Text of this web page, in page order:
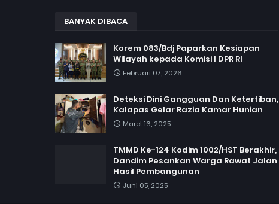
BANYAK DIBACA
Korem 083/Bdj Paparkan Kesiapan
Wilayah kepada Komisi I DPR RI
Februari 07, 2026
Deteksi Dini Gangguan Dan Ketertiban,
Kalapas Gelar Razia Kamar Hunian
Maret 16, 2025
TMMD Ke-124 Kodim 1002/HST Berakhir,
Dandim Pesankan Warga Rawat Jalan
Hasil Pembangunan
Juni 05, 2025